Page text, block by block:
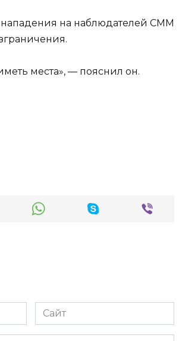
на наблюдателей СММ
места», — пояснил он.
Сайт